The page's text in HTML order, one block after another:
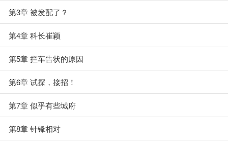
第3章 被发配了？
第4章 科长崔颖
第5章 拦车告状的原因
第6章 试探，接招！
第7章 似乎有些城府
第8章 针锋相对